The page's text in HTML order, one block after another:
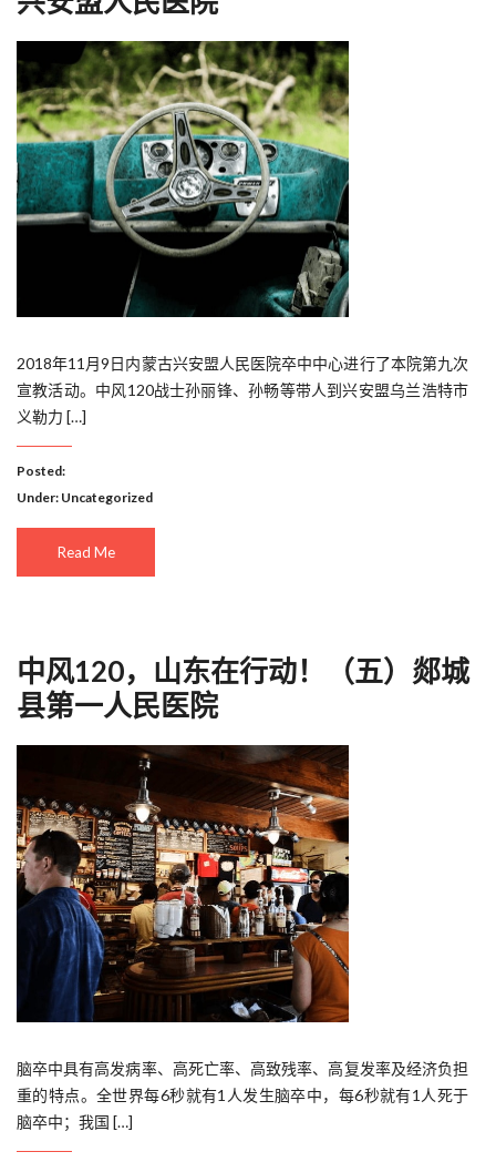
2018年11月9日内蒙古兴安盟人民医院卒中中心进行了本院第九次
宣教活动。中风120战士孙丽锋、孙畅等带人到兴安盟乌兰浩特市
义勒力 […]
Posted:
Under: Uncategorized
Read Me
中风120，山东在行动！（五）郯城
县第一人民医院
脑卒中具有高发病率、高死亡率、高致残率、高复发率及经济负担
重的特点。全世界每6秒就有1人发生脑卒中，每6秒就有1人死于
脑卒中；我国 […]